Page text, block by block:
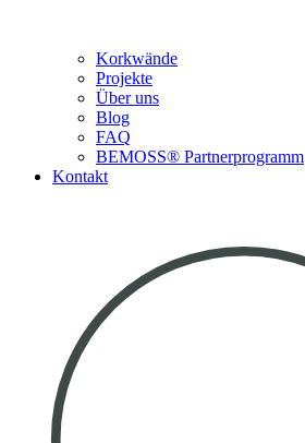
Korkwände
Projekte
Über uns
Blog
FAQ
BEMOSS® Partnerprogramm​
Kontakt